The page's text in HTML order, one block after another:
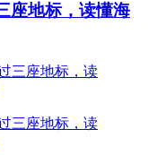
座地标，读懂海